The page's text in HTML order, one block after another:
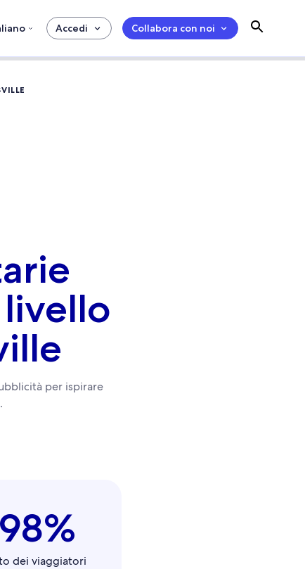
Accedi Collabora con noi
per ispirare
dei viaggiatori